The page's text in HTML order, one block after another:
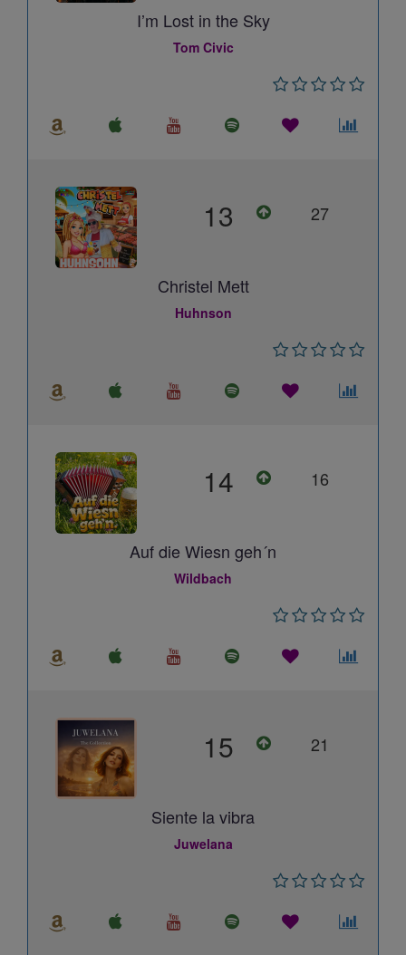
I’m Lost in the Sky
Tom Civic
13 27
Christel Mett
Huhnson
14 16
Auf die Wiesn geh´n
Wildbach
15 21
Siente la vibra
Juwelana